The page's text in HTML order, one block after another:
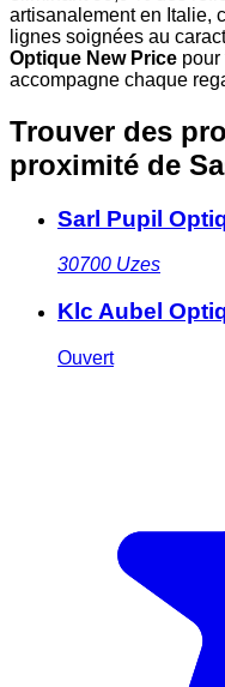
artisanalement en Italie,
lignes soignées au
Optique New Price pour
accompagne chaque
Trouver des
proximité de
Sarl Pupil
30700 Uzes
Klc Aubel
Ouvert